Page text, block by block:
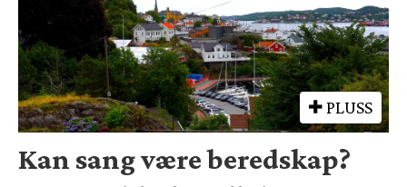
PLUSS
Kan sang være beredskap?